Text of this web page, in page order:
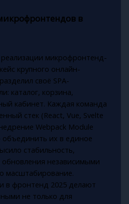
в
микрофронтенд-
крупного онлайн-
своё SPA-
каталог, корзина,
кабинет. Каждая команда
стек (React, Vue, Svelte
Webpack Module
объединить их в единое
стабильность,
обновления независимыми
масштабирование.
в фронтенд 2025 делают
не только для